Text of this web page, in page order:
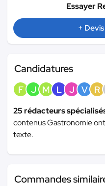
Essayer
+
Candidatures
F J M L J V R
25 rédacteurs
contenus Gastronomie
texte.
Commandes